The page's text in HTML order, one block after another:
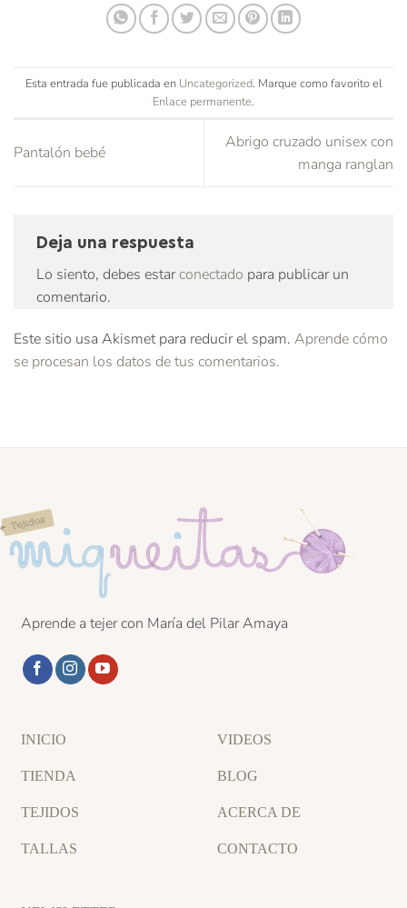
Esta entrada fue publicada en Uncategorized. Marque como favorito el
Enlace permanente.
Pantalón bebé
Abrigo cruzado unisex con
manga ranglan
Deja una respuesta
Lo siento, debes estarconectado para publicar un
comentario.
Este sitio usa Akismet para reducir el spam. Aprende cómo
se procesan los datos de tus comentarios.
Aprende a tejer con María del Pilar Amaya
INICIO
TIENDA
TEJIDOS
TALLAS
VIDEOS
BLOG
ACERCA DE
CONTACTO